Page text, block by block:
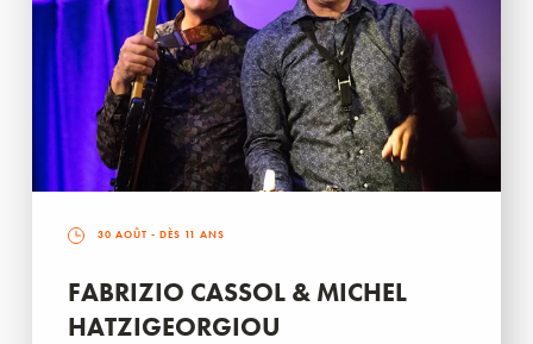
30 AOÛT - DÈS 11 ANS
FABRIZIO CASSOL & MICHEL
HATZIGEORGIOU